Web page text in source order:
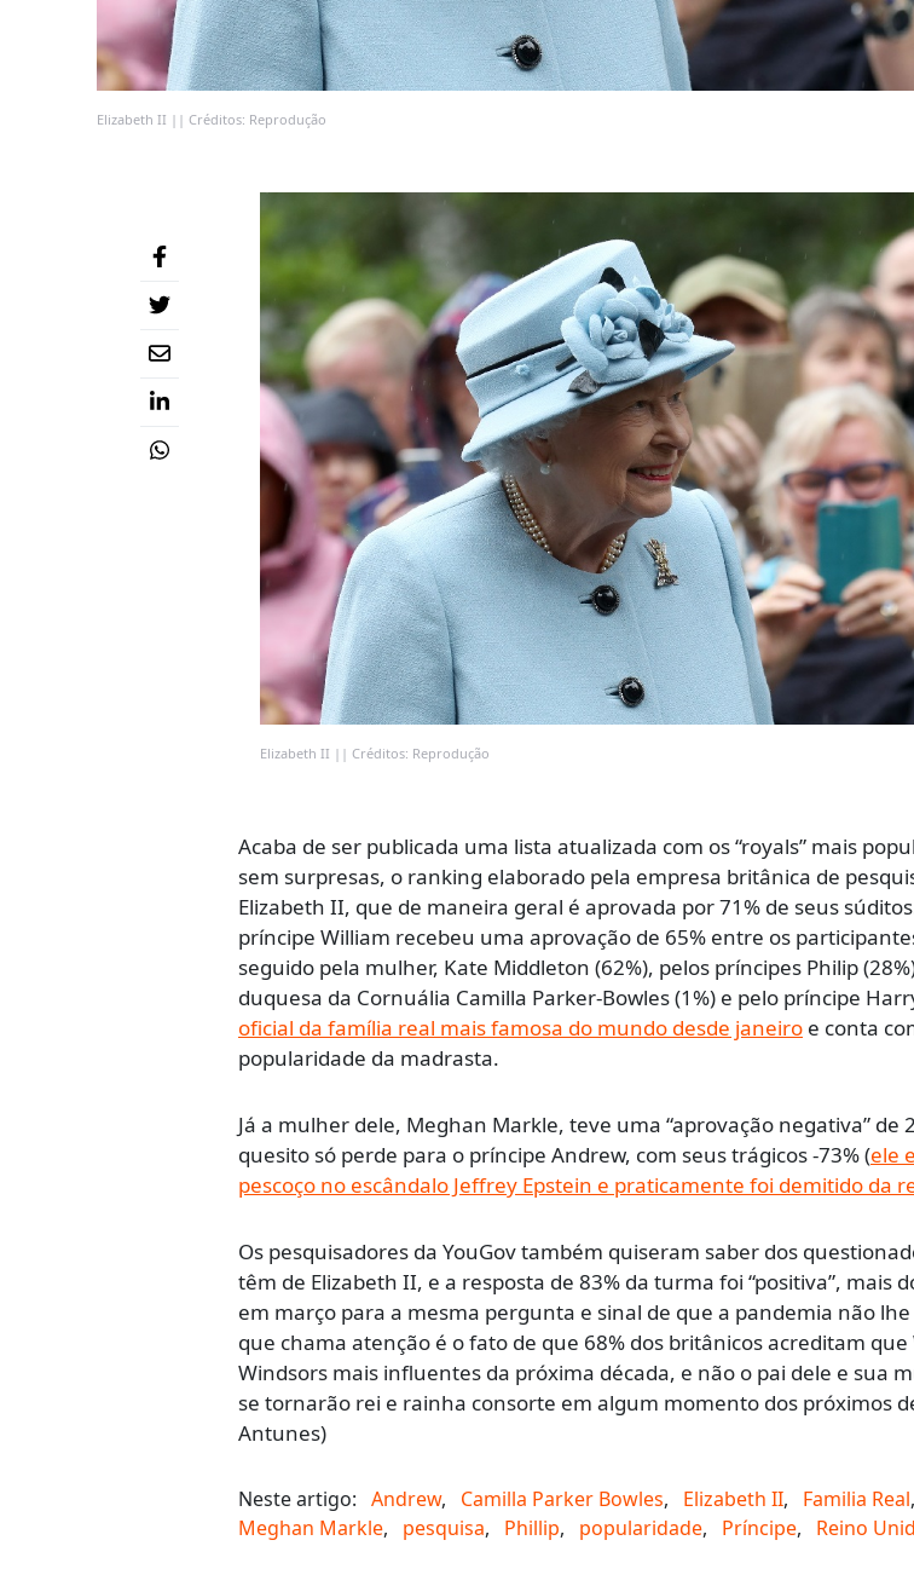
Elizabeth II || Créditos: Reprodução
Elizabeth II || Créditos: Reprodução
Acaba de ser publicada uma lista atualizada com os “royals” mais
sem surpresas, o ranking elaborado pela empresa britânica de
Elizabeth II, que de maneira geral é aprovada por 71% de seus
príncipe William recebeu uma aprovação de 65% entre os
seguido pela mulher, Kate Middleton (62%), pelos príncipes Philip
duquesa da Cornuália Camilla Parker-Bowles (1%) e pelo príncipe
oficial da família real mais famosa do mundo desde janeiro e conta
popularidade da madrasta.
Já a mulher dele, Meghan Markle, teve uma “aprovação negativa” de
quesito só perde para o príncipe Andrew, com seus trágicos -73% (ele
pescoço no escândalo Jeffrey Epstein e praticamente foi demitido da
Os pesquisadores da YouGov também quiseram saber dos
têm de Elizabeth II, e a resposta de 83% da turma foi “positiva”, mais
em março para a mesma pergunta e sinal de que a pandemia não
que chama atenção é o fato de que 68% dos britânicos acreditam
Windsors mais influentes da próxima década, e não o pai dele e sua
se tornarão rei e rainha consorte em algum momento dos próximos
Antunes)
Neste artigo: Andrew, Camilla Parker Bowles, Elizabeth II, Familia Real,
Meghan Markle, pesquisa, Phillip, popularidade, Príncipe, Reino